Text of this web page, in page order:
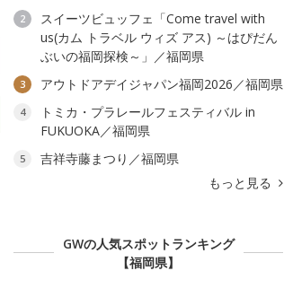
2
スイーツビュッフェ「Come travel with
us(カム トラベル ウィズ アス) ～はぴだん
ぶいの福岡探検～」／福岡県
3 アウトドアデイジャパン福岡2026／福岡県
4
トミカ・プラレールフェスティバル in
FUKUOKA／福岡県
5
吉祥寺藤まつり／福岡県
もっと見る
GWの人気スポットランキング
【福岡県】